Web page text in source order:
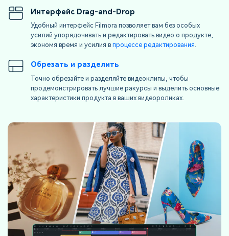
Интерфейс Drag-and-Drop
Удобный интерфейс Filmora позволяет вам без особых
усилий упорядочивать и редактировать видео о продукте,
экономя время и усилия в процессе редактирования.
Обрезать и разделить
Точно обрезайте и разделяйте видеоклипы, чтобы
продемонстрировать лучшие ракурсы и выделить основные
характеристики продукта в ваших видеороликах.